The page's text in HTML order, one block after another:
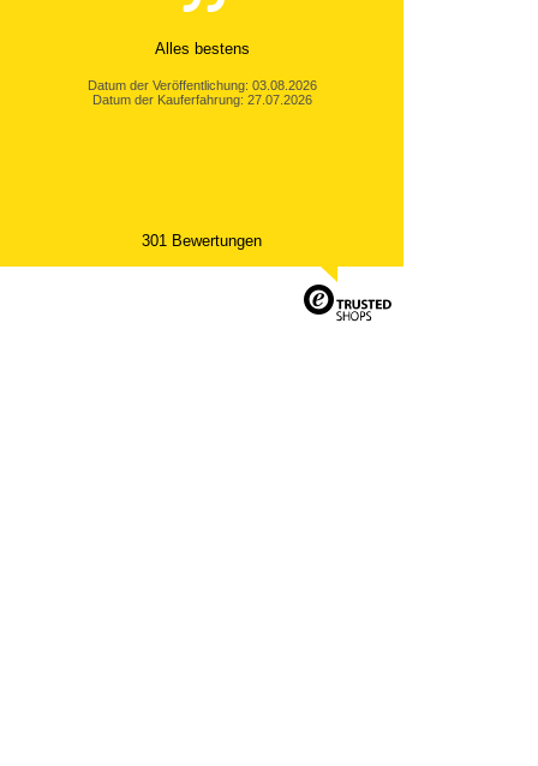
Alles bestens
Datum der Veröffentlichung: 03.08.2026
Datum der Kauferfahrung: 27.07.2026
301 Bewertungen